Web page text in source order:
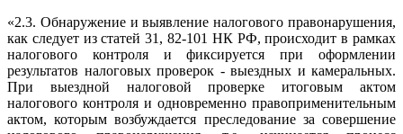
«2.3. Обнаружение и выявление налогового правонарушения,
как следует из статей 31, 82-101 НК РФ, происходит в рамках
налогового контроля и фиксируется при оформлении
результатов налоговых проверок - выездных и камеральных.
При выездной налоговой проверке итоговым актом
налогового контроля и одновременно правоприменительным
актом, которым возбуждается преследование за совершение